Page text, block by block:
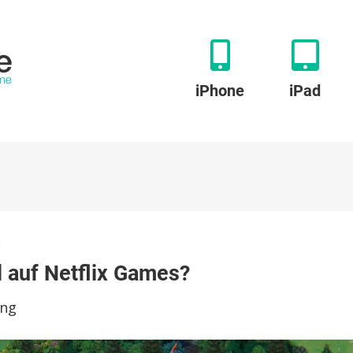
iPhone iPad
Nil:
bisher
Spiel
Netflix Games?